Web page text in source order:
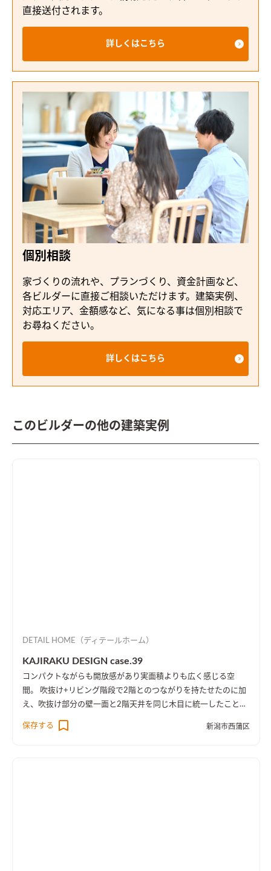
直接送付されます。
詳しくはこちら
個別相談
家づくりの流れや、プランづくり、資金計画など、
各ビルダーに直接ご相談いただけます。建築実例、
対応エリア、金額感など、気になる事は個別相談で
お尋ねください。
詳しくはこちら
このビルダーの他の建築実例
DETAIL HOME（ディテールホーム）
KAJIRAKU DESIGN case.39
コンパクトながらも開放感があり実面積よりも広く感じる空
間。 吹抜け+リビング階段で2階とのつながりを持たせたのに加
え、吹抜け部分の壁一面と2階天井を同じ木目に統一したことに
より、1階・2階の一体感を演出しました。 趣味のピアノ室は、
楽譜を整理する本棚を壁一面に設け、屋外への防音効果も担って
保存する 新潟市西蒲区